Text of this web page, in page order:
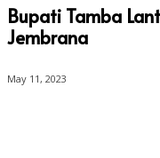
Bupati Tamba
Jembrana
May 11, 2023